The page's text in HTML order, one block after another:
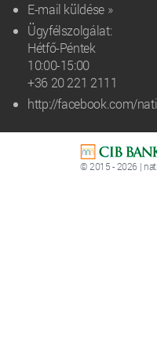
E-mail küldése »
Ügyfélszolgálat:
Hétfő-Péntek
10:00-15:00
+36 20 221 2111‬
http://facebook.com/
© 2015 - 2026 |